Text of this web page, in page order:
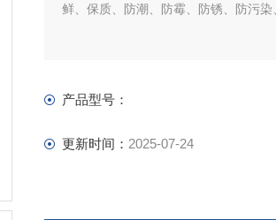
鲜、保质、防潮、防霉、防锈、防污
产品型号：
更新时间： 2025-07-24